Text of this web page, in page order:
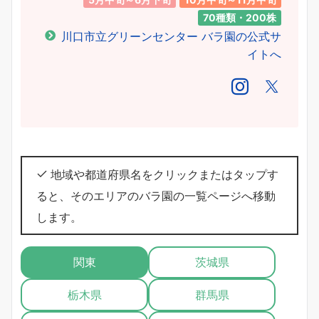
70種類・200株
川口市立グリーンセンター バラ園の公式サ
イトへ
地域や都道府県名をクリックまたはタップす
ると、そのエリアのバラ園の一覧ページへ移動
します。
関東 茨城県
栃木県 群馬県